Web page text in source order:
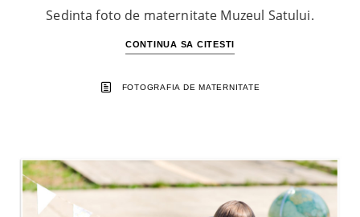
Sedinta foto de maternitate Muzeul Satului.
CONTINUA SA CITESTI
FOTOGRAFIA DE MATERNITATE